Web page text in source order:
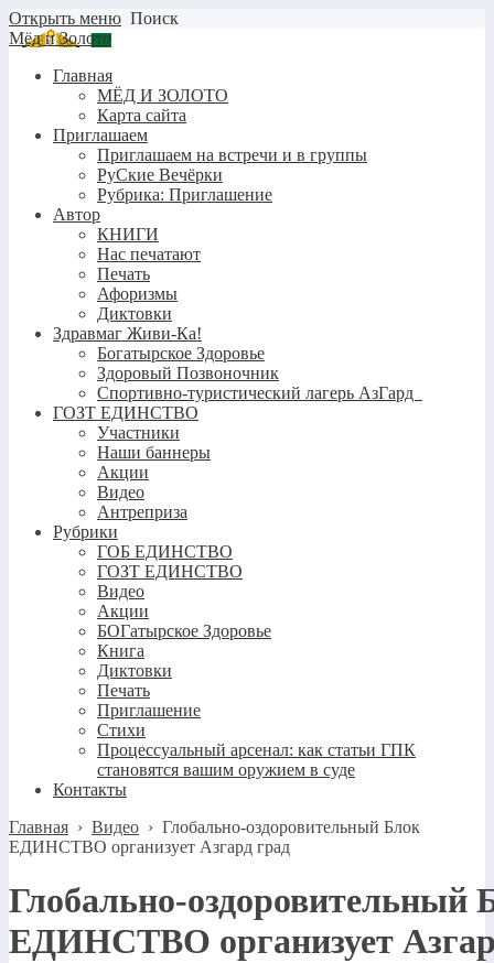
Открыть меню Поиск
Мёд и Золото
Главная
МЁД И ЗОЛОТО
Карта сайта
Приглашаем
Приглашаем на встречи и в группы
РуСкие Вечёрки
Рубрика: Приглашение
Автор
КНИГИ
Нас печатают
Печать
Афоризмы
Диктовки
Здравмаг Живи-Ка!
Богатырское Здоровье
Здоровый Позвоночник
Спортивно-туристический лагерь АзГард
ГОЗТ ЕДИНСТВО
Участники
Наши баннеры
Акции
Видео
Антреприза
Рубрики
ГОБ ЕДИНСТВО
ГОЗТ ЕДИНСТВО
Видео
Акции
БОГатырское Здоровье
Книга
Диктовки
Печать
Приглашение
Стихи
Процессуальный арсенал: как статьи ГПК
становятся вашим оружием в суде
Контакты
Главная › Видео › Глобально-оздоровительный Блок
ЕДИНСТВО организует Азгард град
Глобально-оздоровительный
ЕДИНСТВО организует